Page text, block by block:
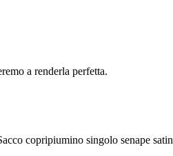
a renderla perfetta.
copripiumino singolo senape satin